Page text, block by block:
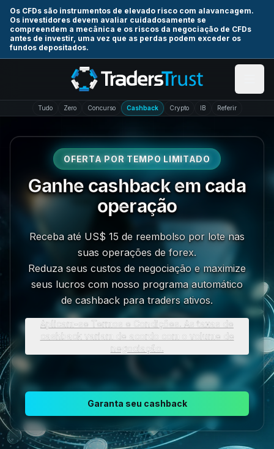
Os CFDs são instrumentos de elevado risco com alavancagem.
Os investidores devem avaliar cuidadosamente se
compreendem a mecânica e os riscos da negociação de CFDs
antes de investir, uma vez que as perdas podem exceder os
fundos depositados.
Skip to main content
Tudo Zero Concurso Cashback Crypto IB Referir
OFERTA POR TEMPO LIMITADO
Ganhe cashback em cada
operação
Receba até US$ 15 de reembolso por lote nas
suas operações de forex.
Reduza seus custos de negociação e maximize
seus lucros com nosso programa automático
de cashback para traders ativos.
Aplicam-se Termos e Condições. As taxas de
cashback variam de acordo com o volume de
negociação.
Garanta seu cashback